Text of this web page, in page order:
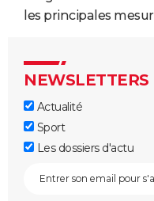
les principales
NEWSLETTERS
Actualité
Sport
Les dossiers d'actu